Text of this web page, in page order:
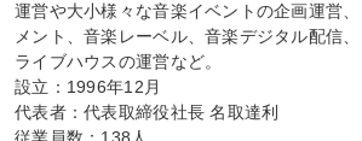
運営や大小様々な音楽イベントの企画運営
メント、音楽レーベル、音楽デジタル配信、
ライブハウスの運営など。
設立：1996年12月
代表者：代表取締役社長 名取達利